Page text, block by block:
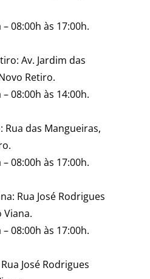
– 08:00h às 17:00h⁣.
Av. Jardim das
Retiro.
– 08:00h às 14:00h⁣.
Rua das Mangueiras,
– 08:00h às 17:00h⁣.
Rua José Rodrigues
– 08:00h às 17:00h⁣.
José Rodrigues